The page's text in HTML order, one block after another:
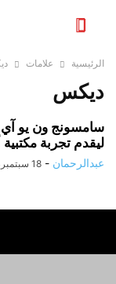
الرئيسية علامات
ديكس
ليقدم تجربة مكتبية
عبدالرحمان - 18 سبتمبر، 2025